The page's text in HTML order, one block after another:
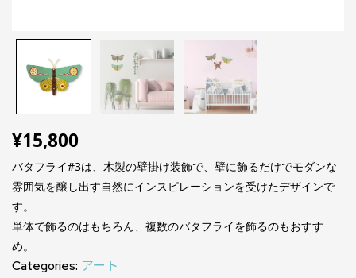
¥15,800
バタフライ#3は、木製の壁掛け装飾で、壁に飾るだけでモダンな
雰囲気を醸し出す自然にインスピレーションを受けたデザインで
す。
単体で飾るのはもちろん、複数のバタフライを飾るのもおすす
め。
Categories: アート